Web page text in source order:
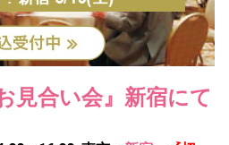
見合い会』新宿にて